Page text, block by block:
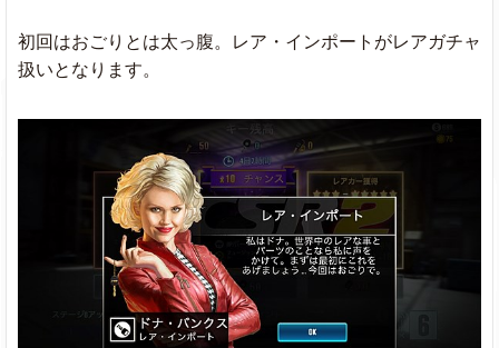
初回はおごりとは太っ腹。レア・インポートがレアガチャ
扱いとなります。